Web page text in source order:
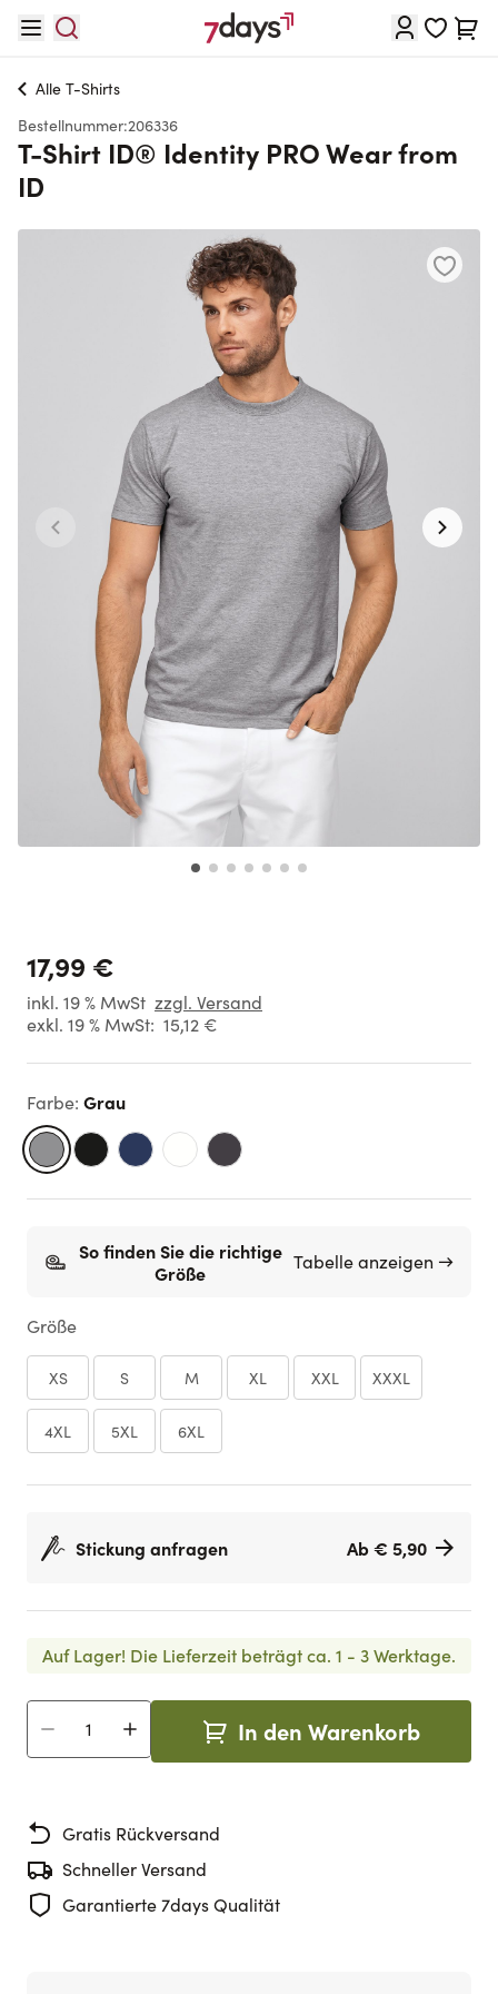
Alle T-Shirts
Bestellnummer:206336
T-Shirt ID® Identity PRO Wear from
ID
17,99 €
inkl. 19 % MwSt zzgl. Versand
exkl. 19 % MwSt: 15,12 €
Farbe: Grau
So finden Sie die richtige
Größe
Tabelle anzeigen →
Größe
XS S M XL XXL XXXL
4XL 5XL 6XL
Stickung anfragen Ab € 5,90
Auf Lager! Die Lieferzeit beträgt ca. 1 - 3 Werktage.
Menge In den Warenkorb
Gratis Rückversand
Schneller Versand
Garantierte 7days Qualität